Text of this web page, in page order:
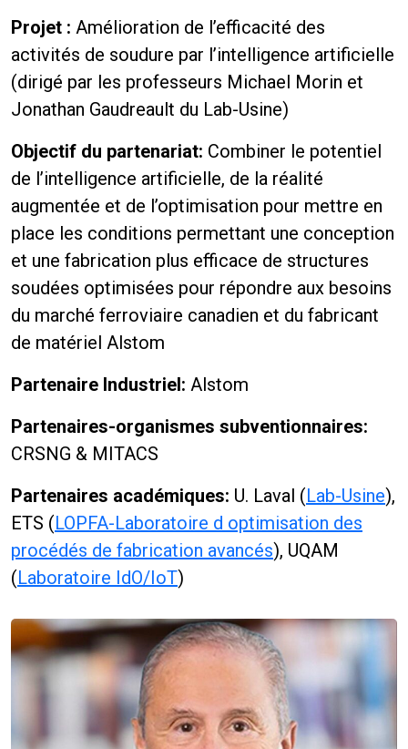
Projet : Amélioration de l’efficacité des
activités de soudure par l’intelligence artificielle
(dirigé par les professeurs Michael Morin et
Jonathan Gaudreault du Lab-Usine)
Objectif du partenariat: Combiner le potentiel
de l’intelligence artificielle, de la réalité
augmentée et de l’optimisation pour mettre en
place les conditions permettant une conception
et une fabrication plus efficace de structures
soudées optimisées pour répondre aux besoins
du marché ferroviaire canadien et du fabricant
de matériel Alstom
Partenaire Industriel: Alstom
Partenaires-organismes subventionnaires:
CRSNG & MITACS
Partenaires académiques: U. Laval (Lab-Usine),
ETS (LOPFA-Laboratoire d optimisation des
procédés de fabrication avancés), UQAM
(Laboratoire IdO/IoT)